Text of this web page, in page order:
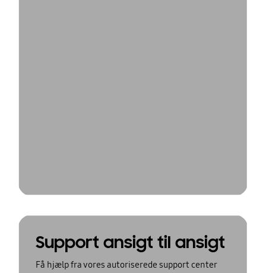
Support ansigt til ansigt
Få hjælp fra vores autoriserede support center